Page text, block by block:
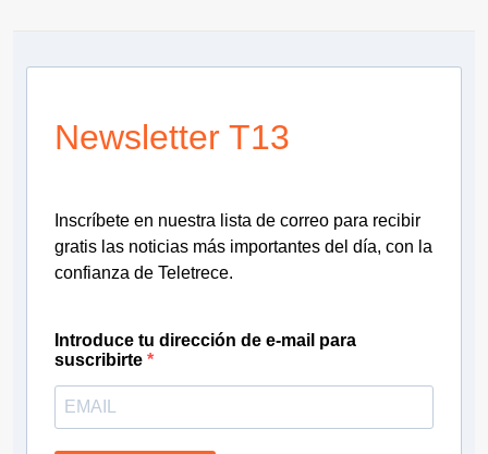
Newsletter T13
Inscríbete en nuestra lista de correo para recibir
gratis las noticias más importantes del día, con la
confianza de Teletrece.
Introduce tu dirección de e-mail para
suscribirte